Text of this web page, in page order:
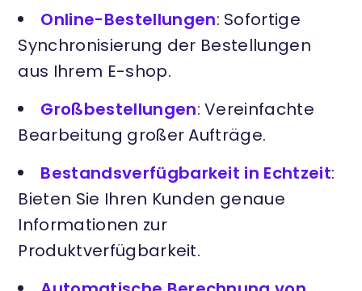
Online-Bestellungen: Sofortige
Synchronisierung der Bestellungen
aus Ihrem E-shop.
Großbestellungen: Vereinfachte
Bearbeitung großer Aufträge.
Bestandsverfügbarkeit in Echtzeit:
Bieten Sie Ihren Kunden genaue
Informationen zur
Produktverfügbarkeit.